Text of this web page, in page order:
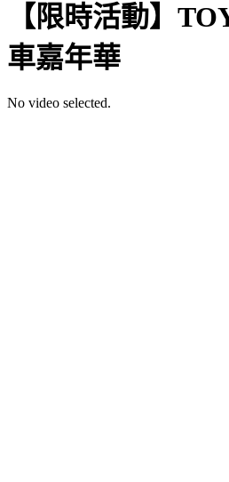
【限時活動】
車嘉年華
No video selected.